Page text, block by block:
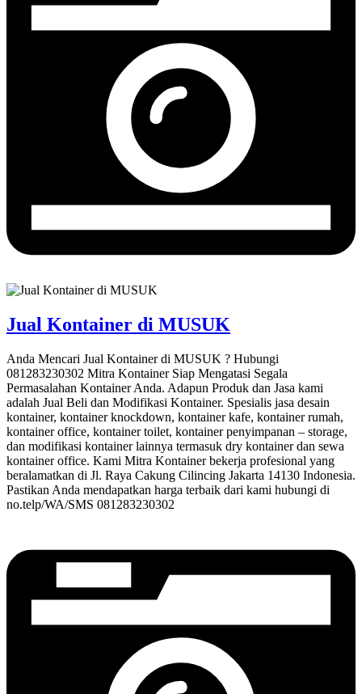
Jual Kontainer di MUSUK
Anda Mencari Jual Kontainer di MUSUK ? Hubungi
081283230302 Mitra Kontainer Siap Mengatasi Segala
Permasalahan Kontainer Anda. Adapun Produk dan Jasa kami
adalah Jual Beli dan Modifikasi Kontainer. Spesialis jasa desain
kontainer, kontainer knockdown, kontainer kafe, kontainer rumah,
kontainer office, kontainer toilet, kontainer penyimpanan – storage,
dan modifikasi kontainer lainnya termasuk dry kontainer dan sewa
kontainer office. Kami Mitra Kontainer bekerja profesional yang
beralamatkan di Jl. Raya Cakung Cilincing Jakarta 14130 Indonesia.
Pastikan Anda mendapatkan harga terbaik dari kami hubungi di
no.telp/WA/SMS 081283230302